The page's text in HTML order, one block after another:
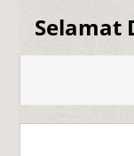
Selamat